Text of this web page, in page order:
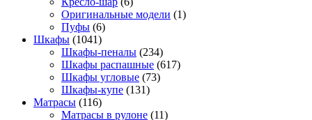
Оригинальные модели (1)
Пуфы (6)
Шкафы (1041)
Шкафы-пеналы (234)
Шкафы распашные (617)
Шкафы угловые (73)
Шкафы-купе (131)
Матрасы (116)
Матрасы в рулоне (11)